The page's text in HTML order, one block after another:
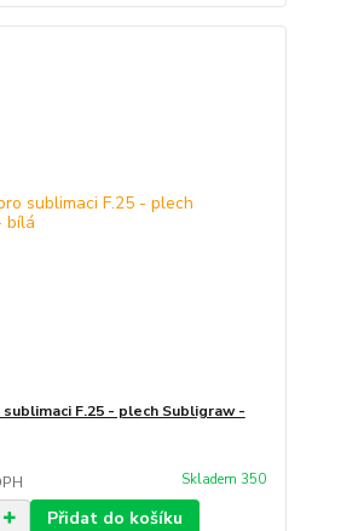
F.25 - plech Subligraw -
Skladem 350
Přidat do košíku